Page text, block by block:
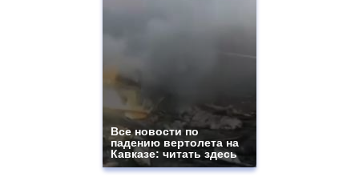
Все новости по
падению вертолета на
Кавказе: читать здесь